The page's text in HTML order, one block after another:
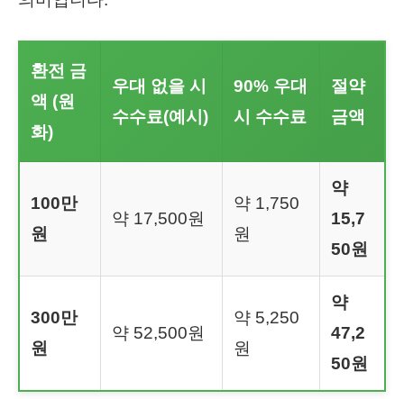
환전 금
액 (원
화)
우대 없을 시
수수료(예시)
90% 우대
시 수수료
절약
금액
100만
원
약 17,500원
약 1,750
원
약
15,7
50원
300만
원
약 52,500원
약 5,250
원
약
47,2
50원